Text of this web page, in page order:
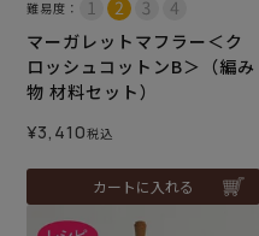
難易度：
マーガレットマフラー＜ク
ロッシュコットンB＞（編み
物 材料セット）
¥3,410税込
カートに入れる